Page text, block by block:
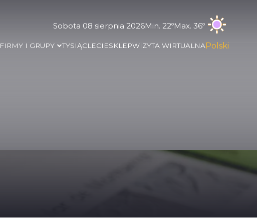
Sobota 08 sierpnia 2026Min. 22ºMax. 36º
FIRMY I GRUPY TYSIĄCLECIESKLEPWIZYTA WIRTUALNAPolski